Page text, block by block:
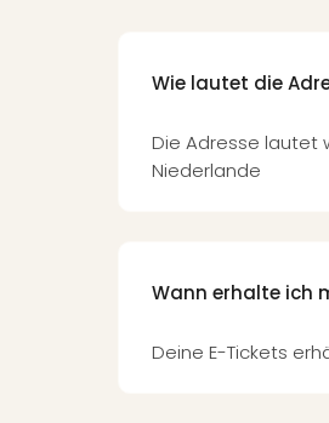
Wie lautet die
Die Adresse lautet
Niederlande
Wann erhalte ich
Deine E-Tickets